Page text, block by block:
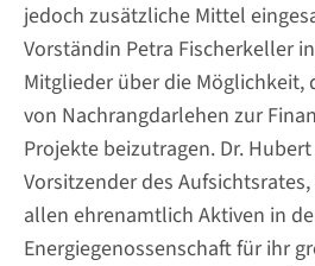
jedoch zusätzliche Mittel
Vorständin Petra Fischerkeller
Mitglieder über die Möglichkeit,
von Nachrangdarlehen zur
Projekte beizutragen. Dr.
Vorsitzender des
allen ehrenamtlich Aktiven in
Energiegenossenschaft für ihr